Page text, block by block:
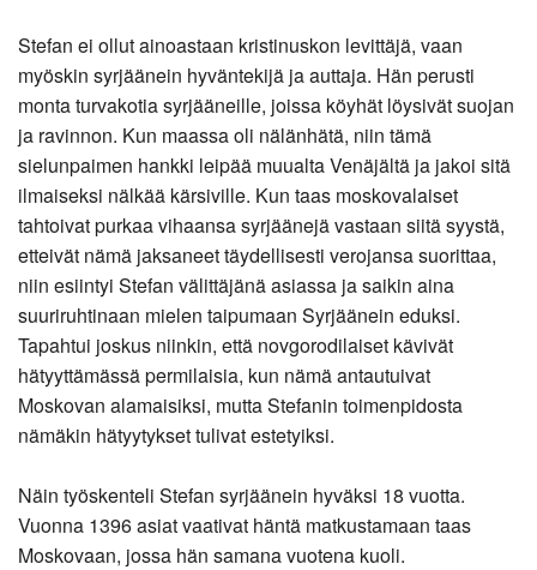
Stefan ei ollut ainoastaan kristinuskon levittäjä, vaan
myöskin syrjäänein hyväntekijä ja auttaja. Hän perusti
monta turvakotia syrjääneille, joissa köyhät löysivät suojan
ja ravinnon. Kun maassa oli nälänhätä, niin tämä
sielunpaimen hankki leipää muualta Venäjältä ja jakoi sitä
ilmaiseksi nälkää kärsiville. Kun taas moskovalaiset
tahtoivat purkaa vihaansa syrjäänejä vastaan siitä syystä,
etteivät nämä jaksaneet täydellisesti verojansa suorittaa,
niin esiintyi Stefan välittäjänä asiassa ja saikin aina
suuriruhtinaan mielen taipumaan Syrjäänein eduksi.
Tapahtui joskus niinkin, että novgorodilaiset kävivät
hätyyttämässä permilaisia, kun nämä antautuivat
Moskovan alamaisiksi, mutta Stefanin toimenpidosta
nämäkin hätyytykset tulivat estetyiksi.
Näin työskenteli Stefan syrjäänein hyväksi 18 vuotta.
Vuonna 1396 asiat vaativat häntä matkustamaan taas
Moskovaan, jossa hän samana vuotena kuoli.